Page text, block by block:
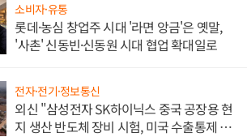
소비자·유통
롯데·농심 창업주 시대 '라면 앙금'은 옛말,
'사촌' 신동빈·신동원 시대 협업 확대일로
전자·전기·정보통신
외신 "삼성전자 SK하이닉스 중국 공장용 현
지 생산 반도체 장비 시험, 미국 수출통제 대